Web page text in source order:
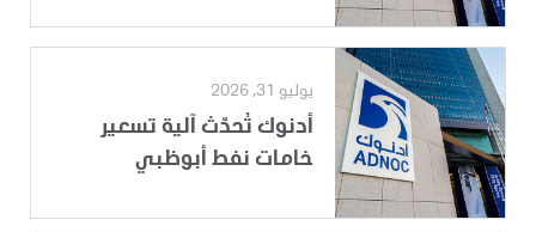
يوليو 31, 2026
أدنوك تُحدّث آلية تسعير
خامات نفط أبوظبي